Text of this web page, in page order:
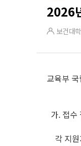
2026
보건대
교육부
가. 접수
각 지원